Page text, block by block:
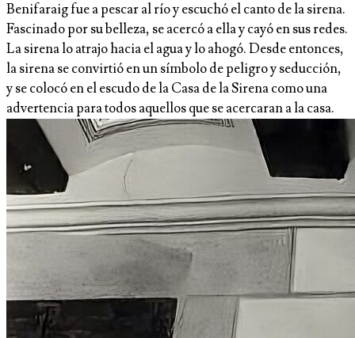
Benifaraig fue a pescar al río y escuchó el canto de la sirena.
Fascinado por su belleza, se acercó a ella y cayó en sus redes.
La sirena lo atrajo hacia el agua y lo ahogó. Desde entonces,
la sirena se convirtió en un símbolo de peligro y seducción,
y se colocó en el escudo de la Casa de la Sirena como una
advertencia para todos aquellos que se acercaran a la casa.